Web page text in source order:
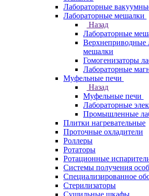
Лабораторные
Лабораторные мешалки
Назад
Лабораторные
Верхнеприводные
мешалки
Гомогенизаторы
Лабораторные
Муфельные печи
Назад
Муфельные печи
Лабораторные
Промышленные
Плитки нагревательные
Проточные охладители
Роллеры
Ротаторы
Ротационные
Системы получения
Специализированное
Стерилизаторы
Сушильные шкафы